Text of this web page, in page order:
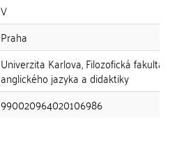
V
Praha
Univerzita Karlova, Filozofická fakulta,
anglického jazyka a didaktiky
990020964020106986